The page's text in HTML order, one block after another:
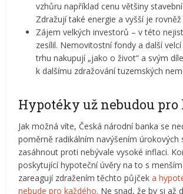
vzhůru například cenu většiny
Zdražují také energie a vyšší je rovněž
Zájem velkých investorů – v této
zesílil. Nemovitostní fondy a další
trhu nakupují „jako o život“ a svým
k dalšímu zdražování tuzemských
Hypotéky už nebudou pro
Jak možná víte, Česká národní banka se
poměrně radikálním navýšením úrokových
zasáhnout proti nebývale vysoké inflaci.
poskytující hypoteční úvěry na to s
zareagují zdražením těchto půjček a
nebude pro každého. Ne snad, že by si až